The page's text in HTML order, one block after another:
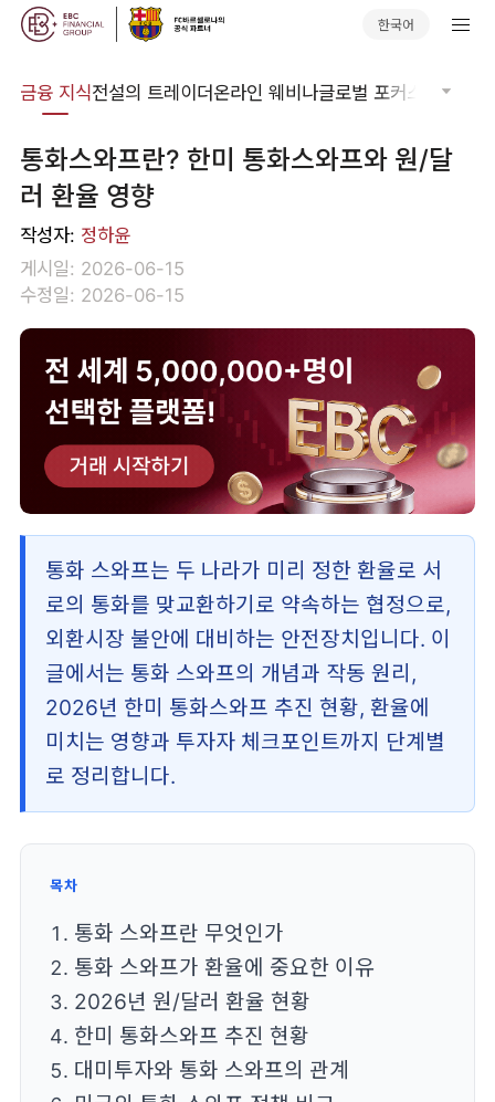
한국어
금융 지식전설의 트레이더온라인 웨비나글로벌 포커스 기술적
통화스와프란? 한미 통화스와프와 원/달
러 환율 영향
작성자: 정하윤
게시일: 2026-06-15
수정일: 2026-06-15
통화 스와프는 두 나라가 미리 정한 환율로 서
로의 통화를 맞교환하기로 약속하는 협정으로,
외환시장 불안에 대비하는 안전장치입니다. 이
글에서는 통화 스와프의 개념과 작동 원리,
2026년 한미 통화스와프 추진 현황, 환율에
미치는 영향과 투자자 체크포인트까지 단계별
로 정리합니다.
목차
통화 스와프란 무엇인가
통화 스와프가 환율에 중요한 이유
2026년 원/달러 환율 현황
한미 통화스와프 추진 현황
대미투자와 통화 스와프의 관계